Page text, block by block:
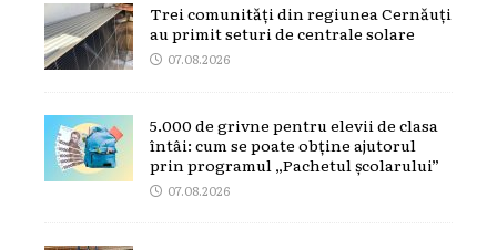
Trei comunități din regiunea Cernăuți
au primit seturi de centrale solare
07.08.2026
5.000 de grivne pentru elevii de clasa
întâi: cum se poate obține ajutorul
prin programul „Pachetul școlarului”
07.08.2026